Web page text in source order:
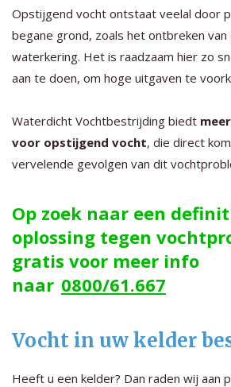
Opstijgend vocht ontstaat veelal door
begane grond, zoals het ontbreken
waterkering. Het is raadzaam hier zo
aan te doen, om hoge uitgaven te
Waterdicht Vochtbestrijding biedt
voor opstijgend vocht, die direct
vervelende gevolgen van dit
Op zoek naar een
oplossing tegen
gratis voor meer info
naar 0800/61.667
Vocht in uw kelder
Heeft u een kelder? Dan raden wij aan